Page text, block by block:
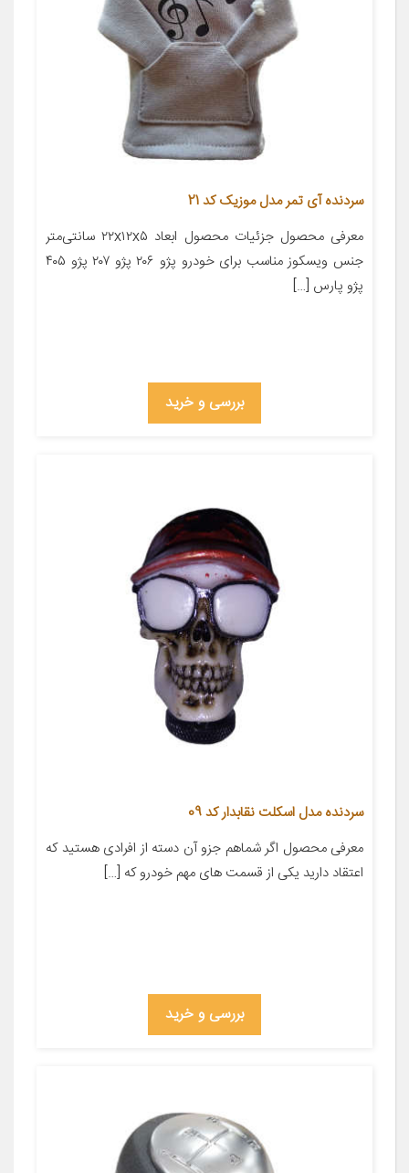
سردنده آی تمر مدل موزیک کد 21
معرفی محصول جزئیات محصول ابعاد ۲۲x۱۲x۵ سانتی‌متر
جنس ویسکوز مناسب برای خودرو پژو ۲۰۶ پژو ۲۰۷ پژو ۴۰۵
پژو پارس […]
بررسی و خرید
سردنده مدل اسکلت نقابدار کد 09
معرفی محصول اگر شماهم جزو آن دسته از افرادی هستید که
اعتقاد دارید یکی از قسمت های مهم خودرو که […]
بررسی و خرید